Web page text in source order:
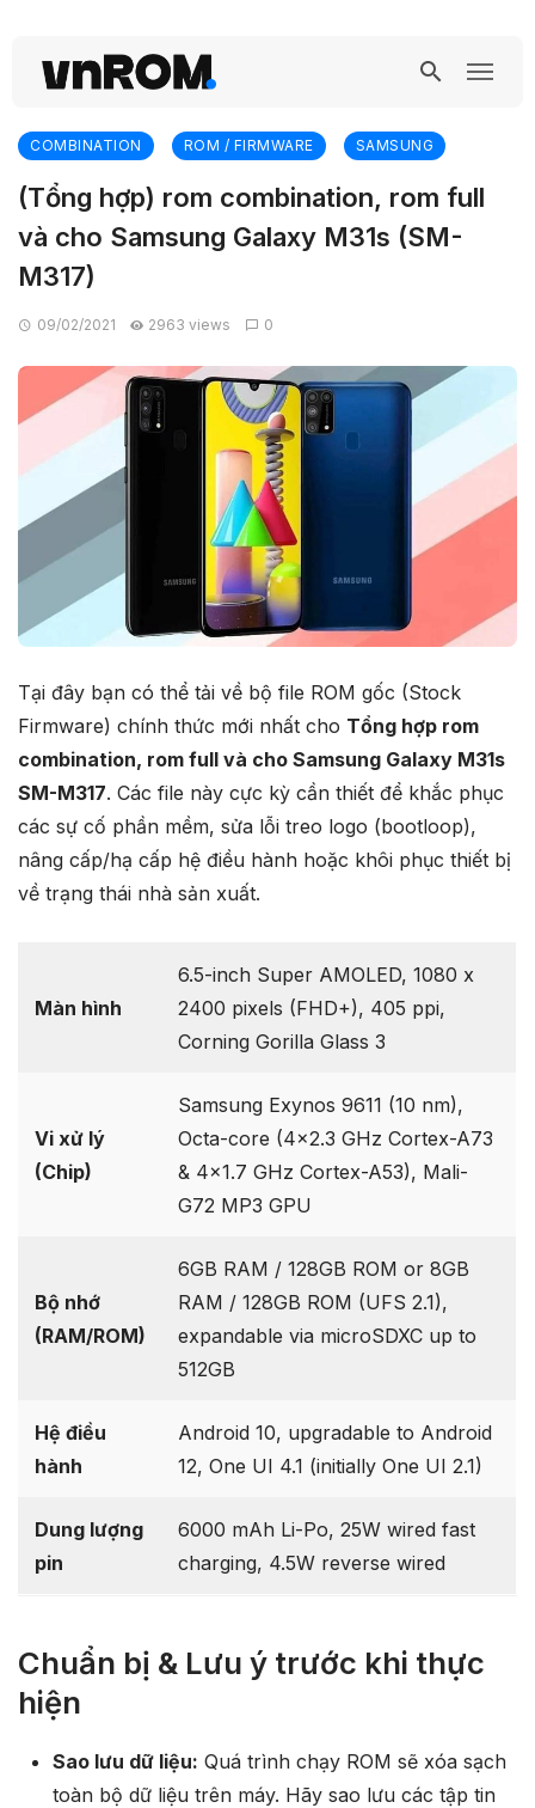
COMBINATION ROM / FIRMWARE SAMSUNG
(Tổng hợp) rom combination, rom full
và cho Samsung Galaxy M31s (SM-
M317)
09/02/2021 2963 views 0
Tại đây bạn có thể tải về bộ file ROM gốc (Stock
Firmware) chính thức mới nhất cho Tổng hợp rom
combination, rom full và cho Samsung Galaxy M31s
SM-M317. Các file này cực kỳ cần thiết để khắc phục
các sự cố phần mềm, sửa lỗi treo logo (bootloop),
nâng cấp/hạ cấp hệ điều hành hoặc khôi phục thiết bị
về trạng thái nhà sản xuất.
Màn hình
6.5-inch Super AMOLED, 1080 x
2400 pixels (FHD+), 405 ppi,
Corning Gorilla Glass 3
Vi xử lý
(Chip)
Samsung Exynos 9611 (10 nm),
Octa-core (4×2.3 GHz Cortex-A73
& 4×1.7 GHz Cortex-A53), Mali-
G72 MP3 GPU
Bộ nhớ
(RAM/ROM)
6GB RAM / 128GB ROM or 8GB
RAM / 128GB ROM (UFS 2.1),
expandable via microSDXC up to
512GB
Hệ điều
hành
Android 10, upgradable to Android
12, One UI 4.1 (initially One UI 2.1)
Dung lượng
pin
6000 mAh Li-Po, 25W wired fast
charging, 4.5W reverse wired
Chuẩn bị & Lưu ý trước khi thực
hiện
Sao lưu dữ liệu: Quá trình chạy ROM sẽ xóa sạch
toàn bộ dữ liệu trên máy. Hãy sao lưu các tập tin